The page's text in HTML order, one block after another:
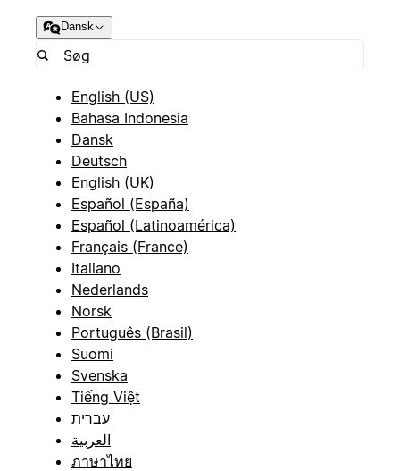
Dansk
English (US)
Bahasa Indonesia
Dansk
Deutsch
English (UK)
Español (España)
Español (Latinoamérica)
Français (France)
Italiano
Nederlands
Norsk
Português (Brasil)
Suomi
Svenska
Tiếng Việt
עברית
العربية
ภาษาไทย